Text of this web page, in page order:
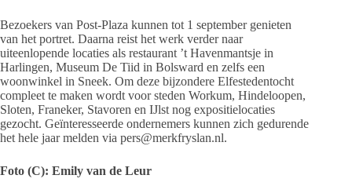
Bezoekers van Post-Plaza kunnen tot 1 september genieten
van het portret. Daarna reist het werk verder naar
uiteenlopende locaties als restaurant ’t Havenmantsje in
Harlingen, Museum De Tiid in Bolsward en zelfs een
woonwinkel in Sneek. Om deze bijzondere Elfestedentocht
compleet te maken wordt voor steden Workum, Hindeloopen,
Sloten, Franeker, Stavoren en IJlst nog expositielocaties
gezocht. Geïnteresseerde ondernemers kunnen zich gedurende
het hele jaar melden via pers@merkfryslan.nl.
Foto (C): Emily van de Leur